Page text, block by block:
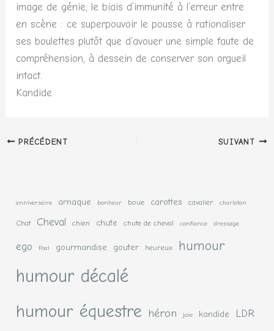
image de génie, le biais d’immunité à l’erreur entre
en scène : ce superpouvoir le pousse à rationaliser
ses boulettes plutôt que d’avouer une simple faute de
compréhension, à dessein de conserver son orgueil
intact.
Kandide
PRÉCÉDENT SUIVANT
anniversaire arnaque bonheur boue carottes cavalier charlatan
Chat Cheval chien chute chute de cheval confiance dressage
ego Foal gourmandise gouter heureux humour
humour décalé
humour équestre héron joie kandide LDR